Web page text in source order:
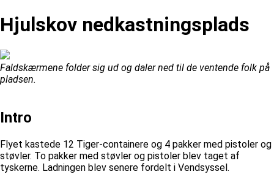
Hjulskov nedkastningsplads
Faldskærmene folder sig ud og daler ned til de ventende folk på
pladsen.
Intro
Flyet kastede 12 Tiger-containere og 4 pakker med pistoler og
støvler. To pakker med støvler og pistoler blev taget af
tyskerne. Ladningen blev senere fordelt i Vendsyssel.